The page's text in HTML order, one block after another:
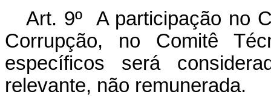
Art. 9º A participação no
Corrupção, no Comitê
específicos será
relevante, não remunerada.